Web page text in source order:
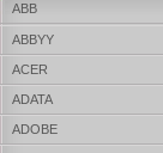
ABB
ABBYY
ACER
ADATA
ADOBE